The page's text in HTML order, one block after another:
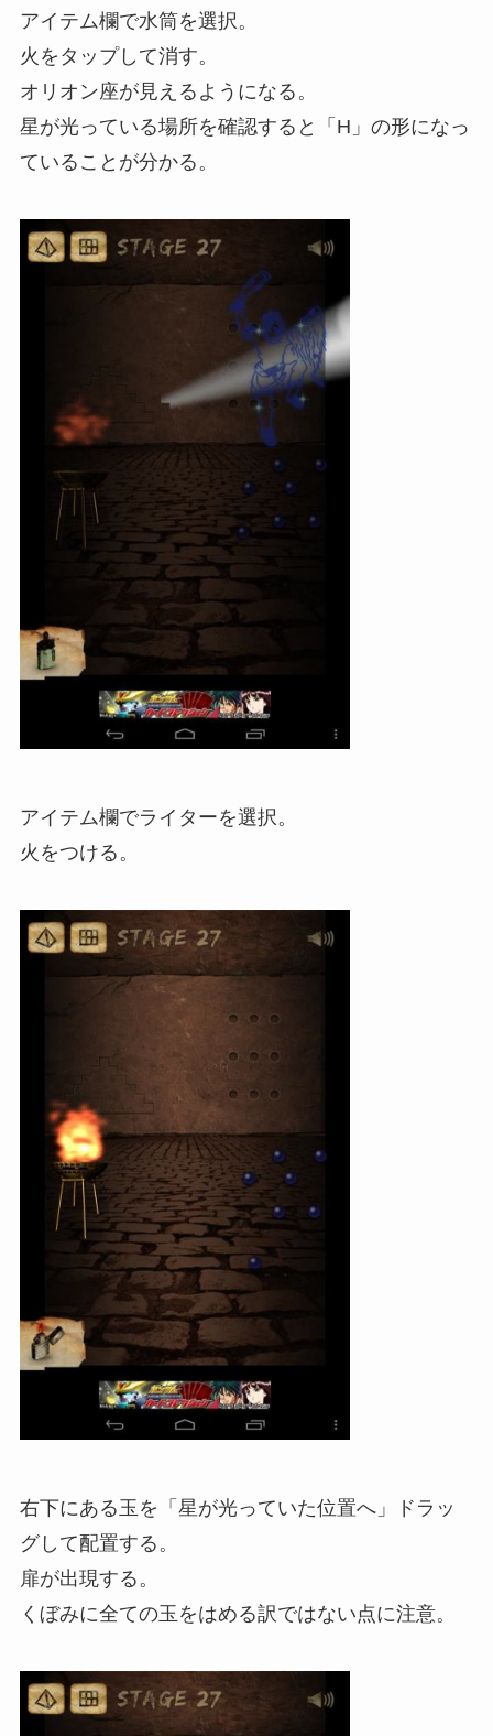
アイテム欄で水筒を選択。
火をタップして消す。
オリオン座が見えるようになる。
星が光っている場所を確認すると「H」の形になっ
ていることが分かる。
アイテム欄でライターを選択。
火をつける。
右下にある玉を「星が光っていた位置へ」ドラッ
グして配置する。
扉が出現する。
くぼみに全ての玉をはめる訳ではない点に注意。